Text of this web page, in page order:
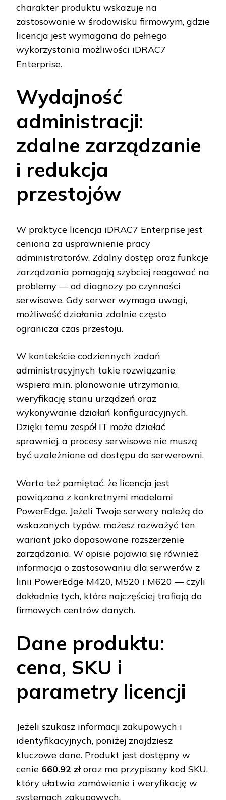
charakter produktu wskazuje na
zastosowanie w środowisku firmowym, gdzie
licencja jest wymagana do pełnego
wykorzystania możliwości iDRAC7
Enterprise.
Wydajność
administracji:
zdalne zarządzanie
i redukcja
przestojów
W praktyce licencja iDRAC7 Enterprise jest
ceniona za usprawnienie pracy
administratorów. Zdalny dostęp oraz funkcje
zarządzania pomagają szybciej reagować na
problemy — od diagnozy po czynności
serwisowe. Gdy serwer wymaga uwagi,
możliwość działania zdalnie często
ogranicza czas przestoju.
W kontekście codziennych zadań
administracyjnych takie rozwiązanie
wspiera m.in. planowanie utrzymania,
weryfikację stanu urządzeń oraz
wykonywanie działań konfiguracyjnych.
Dzięki temu zespół IT może działać
sprawniej, a procesy serwisowe nie muszą
być uzależnione od dostępu do serwerowni.
Warto też pamiętać, że licencja jest
powiązana z konkretnymi modelami
PowerEdge. Jeżeli Twoje serwery należą do
wskazanych typów, możesz rozważyć ten
wariant jako dopasowane rozszerzenie
zarządzania. W opisie pojawia się również
informacja o zastosowaniu dla serwerów z
linii PowerEdge M420, M520 i M620 — czyli
dokładnie tych, które najczęściej trafiają do
firmowych centrów danych.
Dane produktu:
cena, SKU i
parametry licencji
Jeżeli szukasz informacji zakupowych i
identyfikacyjnych, poniżej znajdziesz
kluczowe dane. Produkt jest dostępny w
cenie 660.92 złoraz ma przypisany kod SKU,
który ułatwia zamówienie i weryfikację w
systemach zakupowych.